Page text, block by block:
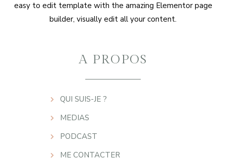
easy to edit template with the amazing Elementor page
builder, visually edit all your content.
A PROPOS
QUI SUIS-JE ?
MEDIAS
PODCAST
ME CONTACTER